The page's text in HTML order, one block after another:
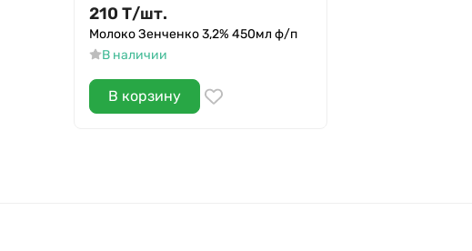
210 Т/шт.
Молоко Зенченко 3,2% 450мл ф/п
В наличии
В корзину